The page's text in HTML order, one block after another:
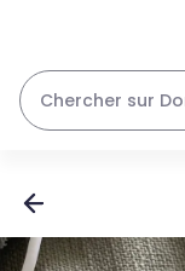
Chercher sur